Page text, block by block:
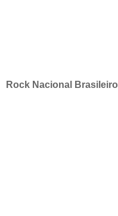
Rock Nacional Brasileiro